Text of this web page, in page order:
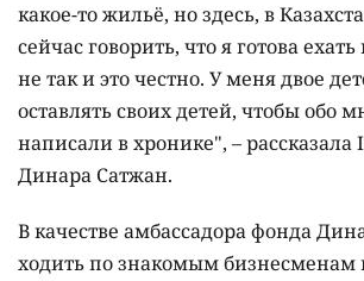
какое-то жильё, но здесь, в
сейчас говорить, что я готова
не так и это честно. У меня двое
оставлять своих детей, чтобы обо
написали в хронике", –
Динара Сатжан.
В качестве амбассадора фонда
ходить по знакомым бизнесменам